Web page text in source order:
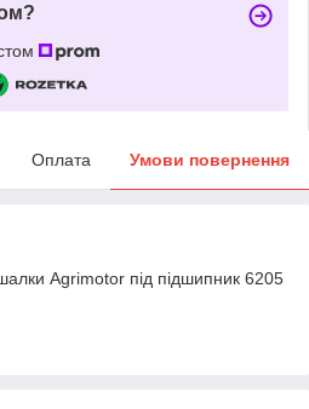
Оплата Умови повернення
Agrimotor під підшипник 6205